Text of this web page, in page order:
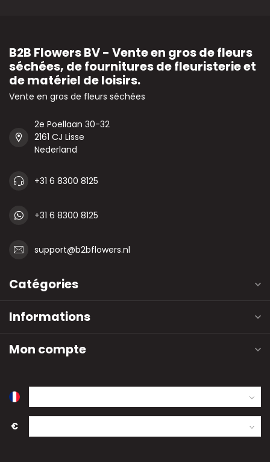
B2B Flowers BV - Vente en gros de fleurs
séchées, de fournitures de fleuristerie et
de matériel de loisirs.
Vente en gros de fleurs séchées
2e Poellaan 30-32
2161 CJ Lisse
Nederland
+31 6 8300 8125
+31 6 8300 8125
support@b2bflowers.nl
Catégories
Informations
Mon compte
€